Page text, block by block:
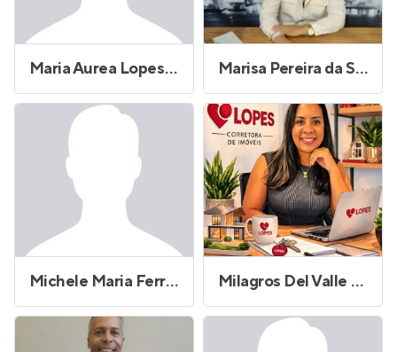
Maria Aurea Lopes dos Santos Marisa Pereira da Silva Aquino
Michele Maria Ferreira da Silva Milagros Del Valle Diaz Baez